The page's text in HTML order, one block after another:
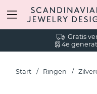
Gratis
4e
Start Ringen